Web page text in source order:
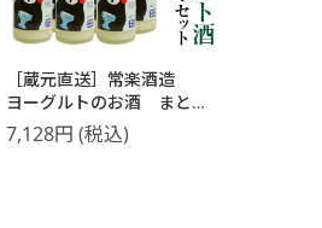
［蔵元直送］常楽酒造
ヨーグルトのお酒 まとめ
買い 6本セット プレー
ン
7,128円 (税込)